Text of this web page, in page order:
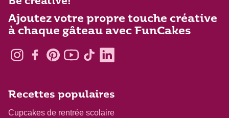
Ajoutez votre propre touche créative
à chaque gâteau avec FunCakes
Recettes populaires
Cupcakes de rentrée scolaire